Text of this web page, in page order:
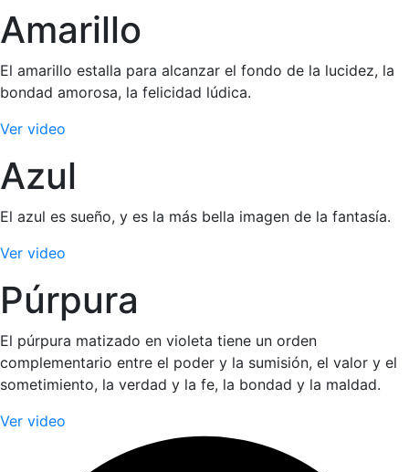
Amarillo
El amarillo estalla para alcanzar el fondo de la lucidez, la
bondad amorosa, la felicidad lúdica.
Ver video
Azul
El azul es sueño, y es la más bella imagen de la fantasía.
Ver video
Púrpura
El púrpura matizado en violeta tiene un orden
complementario entre el poder y la sumisión, el valor y el
sometimiento, la verdad y la fe, la bondad y la maldad.
Ver video